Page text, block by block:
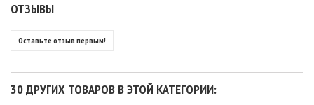
ОТЗЫВЫ
Оставьте отзыв первым!
30 ДРУГИХ ТОВАРОВ В ЭТОЙ КАТЕГОРИИ: